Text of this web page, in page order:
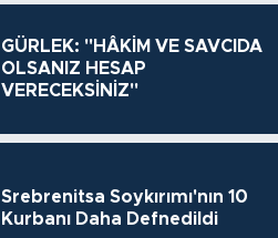
GÜRLEK: "HÂKİM VE SAVCIDA
OLSANIZ HESAP
VERECEKSİNİZ"
Srebrenitsa Soykırımı'nın 10
Kurbanı Daha Defnedildi